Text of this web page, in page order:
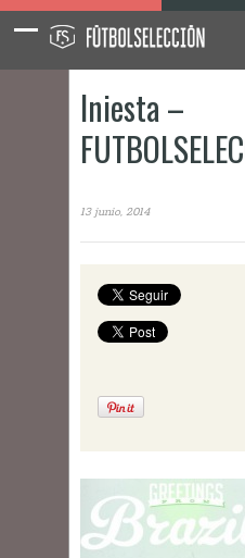
Iniesta –
13 junio, 2014